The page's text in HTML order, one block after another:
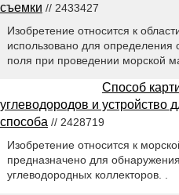
съемки // 2433427
Изобретение относится к
использовано для определения
поля при проведении морской
Способ
углеводородов и устройство
способа // 2428719
Изобретение относится к
предназначено для
углеводородных коллекторов. .